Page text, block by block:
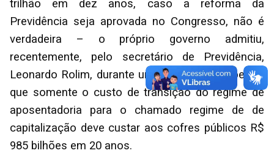
trilhão em dez anos, caso a reforma da
Previdência seja aprovada no Congresso, não é
verdadeira – o próprio governo admitiu,
recentemente, pelo secretário de Previdência,
Leonardo Rolim, durante uma Comissão Especial,
que somente o custo de transição do regime de
aposentadoria para o chamado regime de de
capitalização deve custar aos cofres públicos R$
985 bilhões em 20 anos.